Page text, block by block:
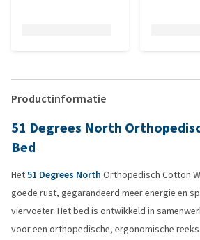
Productinformatie
51 Degrees North
Bed
Het51 Degrees North Orthopedisch Cotton
goede rust, gegarandeerd meer energie en
viervoeter. Het bed is ontwikkeld in
voor een orthopedische, ergonomische